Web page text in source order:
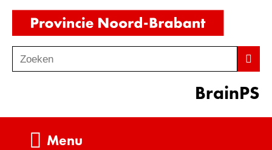
Ga
de
inhoud
o
Zoeken
BrainPS
Menu